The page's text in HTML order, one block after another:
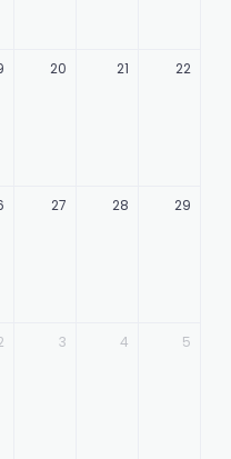
20 21 22
27 28 29
3 4 5